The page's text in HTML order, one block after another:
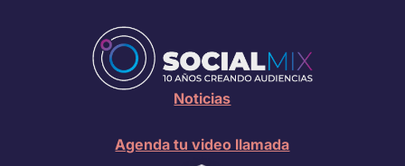
Noticias
Agenda tu video llamada